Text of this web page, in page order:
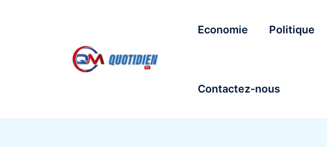
Economie Politique
Contactez-nous